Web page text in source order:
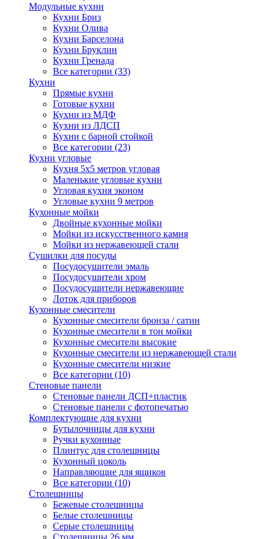
Модульные кухни
Кухни Бриз
Кухни Олива
Кухни Барселона
Кухни Бруклин
Кухни Гренада
Все категории (33)
Кухни
Прямые кухни
Готовые кухни
Кухни из МДФ
Кухни из ЛДСП
Кухни с барной стойкой
Все категории (23)
Кухни угловые
Кухня 5х5 метров угловая
Маленькие угловые кухни
Угловая кухня эконом
Угловые кухни 9 метров
Кухонные мойки
Двойные кухонные мойки
Мойки из искусственного камня
Мойки из нержавеющей стали
Сушилки для посуды
Посудосушители эмаль
Посудосушители хром
Посудосушители нержавеющие
Лоток для приборов
Кухонные смесители
Кухонные смесители бронза / сатин
Кухонные смесители в тон мойки
Кухонные смесители высокие
Кухонные смесители из нержавеющей стали
Кухонные смесители низкие
Все категории (10)
Стеновые панели
Стеновые панели ДСП+пластик
Стеновые панели с фотопечатью
Комплектующие для кухни
Бутылочницы для кухни
Ручки кухонные
Плинтус для столешницы
Кухонный цоколь
Направляющие для ящиков
Все категории (10)
Столешницы
Бежевые столешницы
Белые столешницы
Серые столешницы
Столешницы 26 мм